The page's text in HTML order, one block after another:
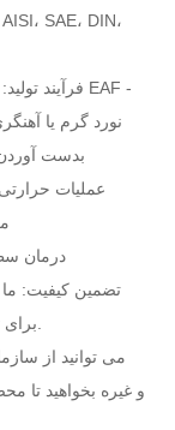
بدست
4، درمان
می توانید از